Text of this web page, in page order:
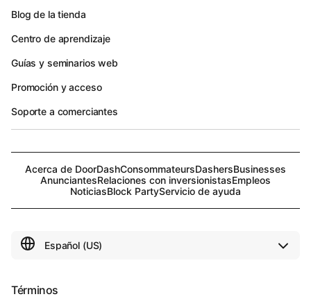
Blog de la tienda
Centro de aprendizaje
Guías y seminarios web
Promoción y acceso
Soporte a comerciantes
Acerca de DoorDashConsommateursDashersBusinesses
AnunciantesRelaciones con inversionistasEmpleos
NoticiasBlock PartyServicio de ayuda
Términos